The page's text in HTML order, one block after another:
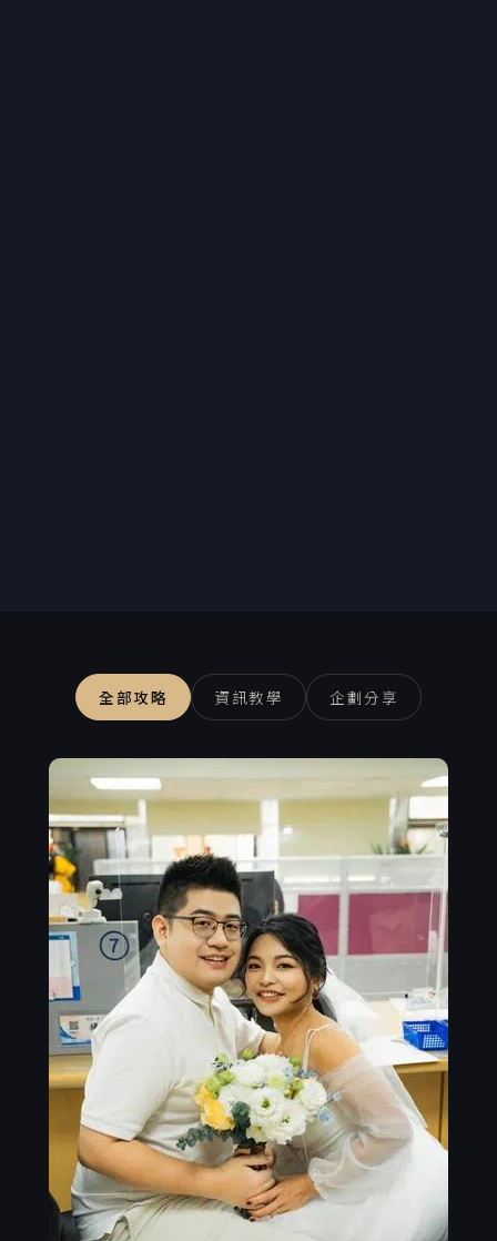
全部攻略 資訊教學 企劃分享